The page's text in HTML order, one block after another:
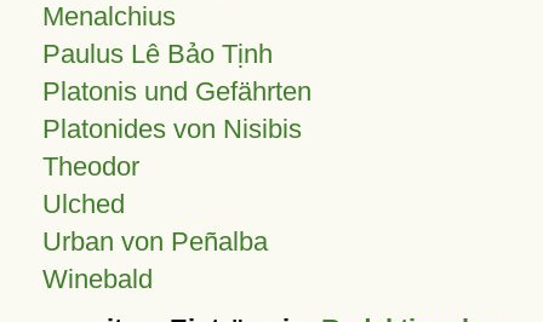
Menalchius
Paulus Lê Bảo Tịnh
Platonis und Gefährten
Platonides von Nisibis
Theodor
Ulched
Urban von Peñalba
Winebald